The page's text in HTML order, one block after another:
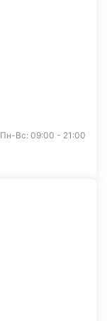
Пн-Вс: 09:00 - 21:00